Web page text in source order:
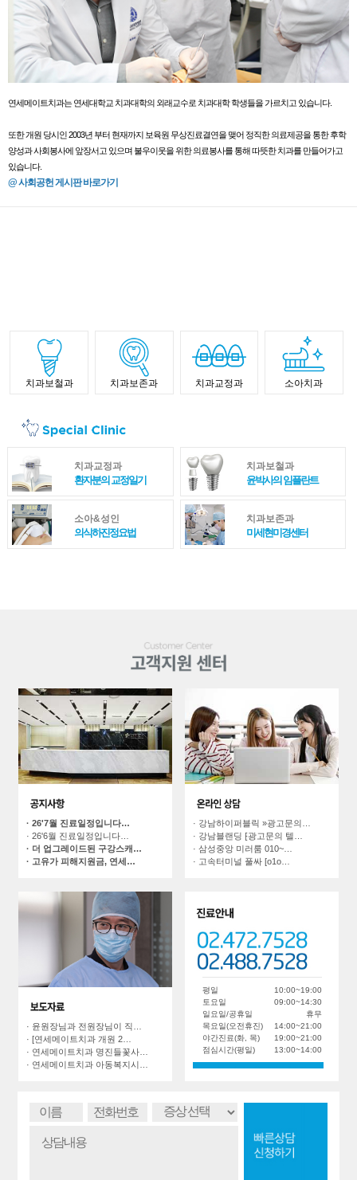
연세메이트치과는 연세대학교 치과대학의 외래교수로 치과대학 학생들을 가르치고 있습니다.
또한 개원 당시인 2003년 부터 현재까지 보육원 무상진료결연을 맺어 정직한 의료제공을 통한 후학
양성과 사회봉사에 앞장서고 있으며 불우이웃을 위한 의료봉사를 통해 따뜻한 치과를 만들어가고
있습니다.
@ 사회공헌 게시판 바로가기
치과보철과 치과보존과 치과교정과 소아치과
치과교정과
환자분의 교정일기
치과보철과
윤박사의 임플란트
소아&성인
의식하진정요법
치과보존과
미세현미경센터
· 26'7월 진료일정입니다…
· 26'6월 진료일정입니다…
· 더 업그레이드된 구강스캐…
· 고유가 피해지원금, 연세…
· 강남하이퍼블릭 »광고문의…
· 강남블랜딩 ⁅광고문의 텔…
· 삼성중앙 미러룸 010~…
· 고속터미널 풀싸 [o1o…
· 윤원장님과 전원장님이 직…
· [연세메이트치과 개원 2…
· 연세메이트치과 명진들꽃사…
· 연세메이트치과 아동복지시…
평일
토요일
일요일/공휴일
목요일(오전휴진)
야간진료(화, 목)
점심시간(평일)
10:00~19:00
09:00~14:30
휴무
14:00~21:00
19:00~21:00
13:00~14:00